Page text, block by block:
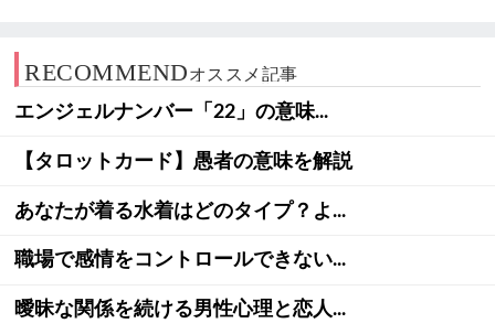
RECOMMENDオススメ記事
エンジェルナンバー「22」の意味...
【タロットカード】愚者の意味を解説
あなたが着る水着はどのタイプ？よ...
職場で感情をコントロールできない...
曖昧な関係を続ける男性心理と恋人...